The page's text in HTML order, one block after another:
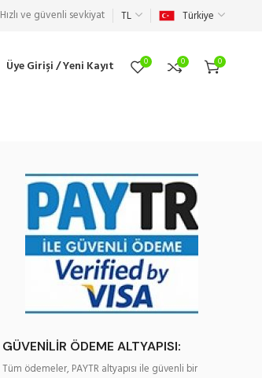
Hızlı ve güvenli sevkiyat TL Türkiye
Üye Girişi / Yeni Kayıt 0 0 0
GÜVENİLİR ÖDEME ALTYAPISI:
Tüm ödemeler, PAYTR altyapısı ile güvenli bir